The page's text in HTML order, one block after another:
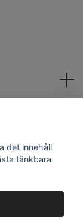
det innehåll
tänkbara